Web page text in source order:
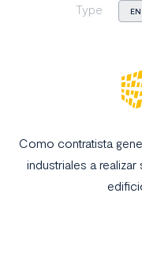
Type
Como contratista
industriales a